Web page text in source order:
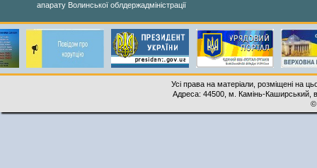
апарату Волинської облдержадміністрації
Усі права на матеріали, розміщені на
Адреса: 44500, м. Камінь-Каширський,
©